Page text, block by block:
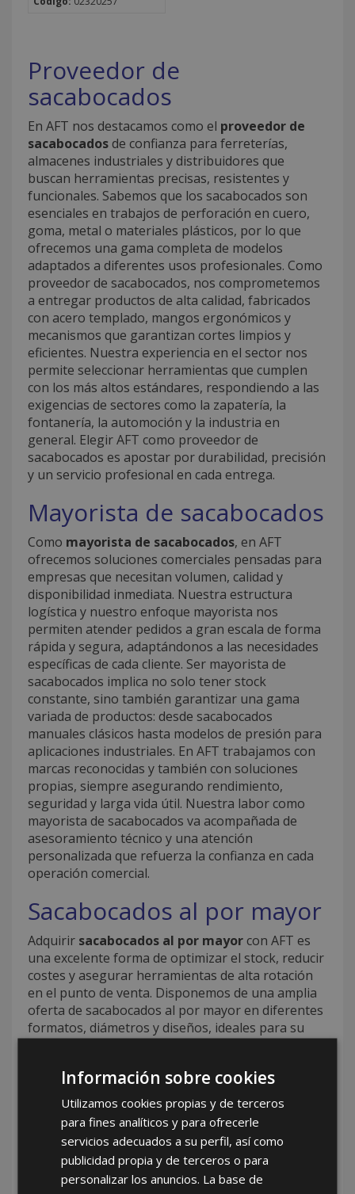
Proveedor de
sacabocados
En AFT nos destacamos como el proveedor de
sacabocadosde confianza para ferreterías,
almacenes industriales y distribuidores que
buscan herramientas precisas, resistentes y
funcionales. Sabemos que los sacabocados son
esenciales en trabajos de perforación en cuero,
goma, metal o materiales plásticos, por lo que
ofrecemos una gama completa de modelos
adaptados a diferentes usos profesionales. Como
proveedor de sacabocados, nos comprometemos
a entregar productos de alta calidad, fabricados
con acero templado, mangos ergonómicos y
mecanismos que garantizan cortes limpios y
eficientes. Nuestra experiencia en el sector nos
permite seleccionar herramientas que cumplen
con los más altos estándares, respondiendo a las
exigencias de sectores como la zapatería, la
fontanería, la automoción y la industria en
general. Elegir AFT como proveedor de
sacabocados es apostar por durabilidad, precisión
y un servicio profesional en cada entrega.
Mayorista de sacabocados
Como mayorista de sacabocados, en AFT
ofrecemos soluciones comerciales pensadas para
empresas que necesitan volumen, calidad y
disponibilidad inmediata. Nuestra estructura
logística y nuestro enfoque mayorista nos
permiten atender pedidos a gran escala de forma
rápida y segura, adaptándonos a las necesidades
específicas de cada cliente. Ser mayorista de
sacabocados implica no solo tener stock
constante, sino también garantizar una gama
variada de productos: desde sacabocados
manuales clásicos hasta modelos de presión para
aplicaciones industriales. En AFT trabajamos con
marcas reconocidas y también con soluciones
propias, siempre asegurando rendimiento,
seguridad y larga vida útil. Nuestra labor como
mayorista de sacabocados va acompañada de
asesoramiento técnico y una atención
personalizada que refuerza la confianza en cada
operación comercial.
Sacabocados al por mayor
Adquirir sacabocados al por mayorcon AFT es
una excelente forma de optimizar el stock, reducir
costes y asegurar herramientas de alta rotación
en el punto de venta. Disponemos de una amplia
oferta de sacabocados al por mayor en diferentes
formatos, diámetros y diseños, ideales para su
clientes acceder a condiciones comerciales
competitivas, precios ajustados por volumen y un
suministro continuo que evita quiebres de stock.
En AFT nos aseguramos de que cada producto
cumpla con exigencias técnicas y normativas de
calidad, ofreciendo herramientas fiables, cómodas
y altamente eficientes. Nuestro equipo comercial
Información sobre cookies
Utilizamos cookies propias y de terceros
para fines analíticos y para ofrecerle
servicios adecuados a su perfil, así como
publicidad propia y de terceros o para
personalizar los anuncios. La base de